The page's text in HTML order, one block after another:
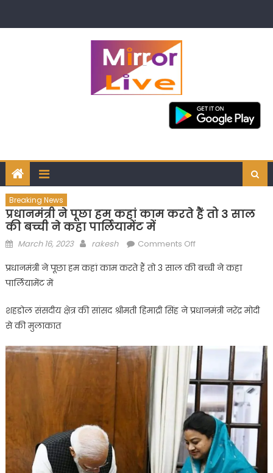
Breaking News
प्रधानमंत्री ने पूछा हम कहां काम करते हैं तो 3 साल
की बच्ची ने कहा पार्लियामेंट में
Posted
March 16, 2023 Author
rakesh Comments Offon
ने
कहां
हैं
तो
3
साल
की
ने
कहा
पार्लियामेंट
प्रधानमंत्री ने पूछा हम कहां काम करते हैं तो 3 साल की बच्ची ने कहा
पार्लियामेंट में
शहडोल संसदीय क्षेत्र की सांसद श्रीमती हिमाद्री सिंह ने प्रधानमंत्री नरेंद्र मोदी
से की मुलाकात